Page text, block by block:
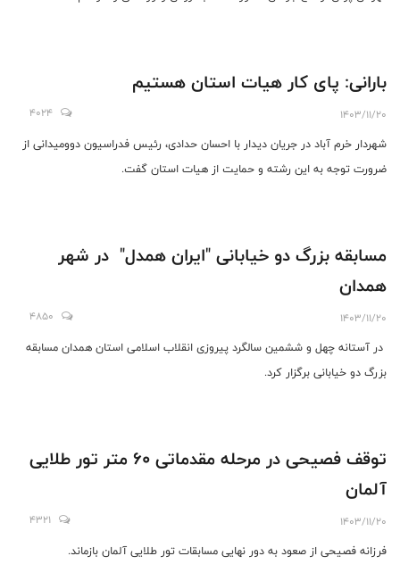
بارانی: پای کار هیات استان هستیم
1403/11/20
4024
شهردار خرم آباد در جریان دیدار با احسان حدادی، رئیس فدراسیون دوومیدانی از
ضرورت توجه به این رشته و حمایت از هیات استان گفت.
مسابقه بزرگ دو خیابانی "ایران همدل" در شهر
همدان
1403/11/20
4850
در آستانه چهل و ششمین سالگرد پیروزی انقلاب اسلامی استان همدان مسابقه
بزرگ دو خیابانی برگزار کرد.
توقف فصیحی در مرحله مقدماتی ۶۰ متر تور طلایی
آلمان
1403/11/20
4321
فرزانه فصیحی از صعود به دور نهایی مسابقات تور طلایی آلمان بازماند.